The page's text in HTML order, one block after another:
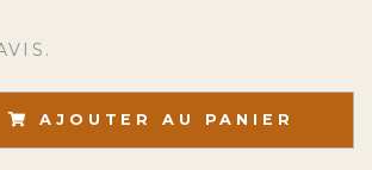
AJOUTER AU PANIER